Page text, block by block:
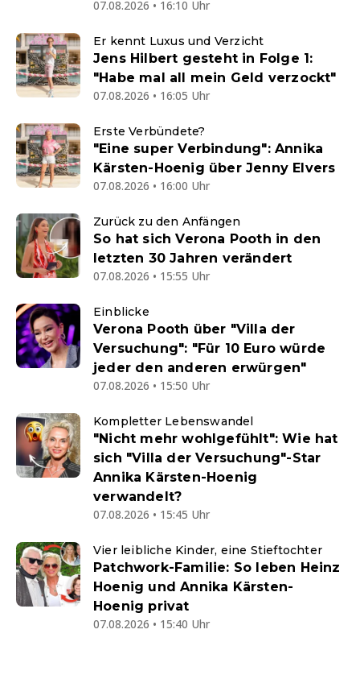
07.08.2026 • 16:10 Uhr
Er kennt Luxus und Verzicht
Jens Hilbert gesteht in Folge 1:
"Habe mal all mein Geld verzockt"
07.08.2026 • 16:05 Uhr
Erste Verbündete?
"Eine super Verbindung": Annika
Kärsten-Hoenig über Jenny Elvers
07.08.2026 • 16:00 Uhr
Zurück zu den Anfängen
So hat sich Verona Pooth in den
letzten 30 Jahren verändert
07.08.2026 • 15:55 Uhr
Einblicke
Verona Pooth über "Villa der
Versuchung": "Für 10 Euro würde
jeder den anderen erwürgen"
07.08.2026 • 15:50 Uhr
Kompletter Lebenswandel
"Nicht mehr wohlgefühlt": Wie hat
sich "Villa der Versuchung"-Star
Annika Kärsten-Hoenig
verwandelt?
07.08.2026 • 15:45 Uhr
Vier leibliche Kinder, eine Stieftochter
Patchwork-Familie: So leben Heinz
Hoenig und Annika Kärsten-
Hoenig privat
07.08.2026 • 15:40 Uhr